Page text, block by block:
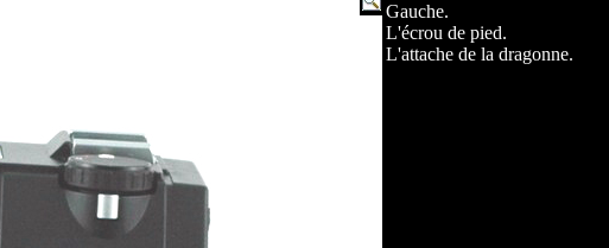
Gauche.
L'écrou de pied.
L'attache de la dragonne.